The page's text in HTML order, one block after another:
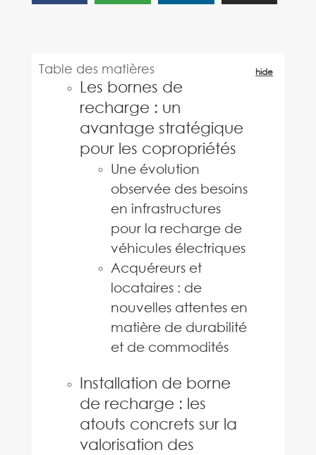
Table des matières hide
Les bornes de
recharge : un
avantage stratégique
pour les copropriétés
Une évolution
observée des besoins
en infrastructures
pour la recharge de
véhicules électriques
Acquéreurs et
locataires : de
nouvelles attentes en
matière de durabilité
et de commodités
Installation de borne
de recharge : les
atouts concrets sur la
valorisation des